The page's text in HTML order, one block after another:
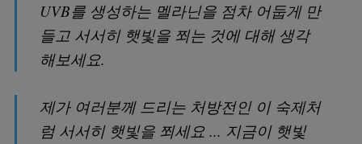
UVB를 생성하는 멜라닌을 점차 어둡게 만
들고 서서히 햇빛을 쬐는 것에 대해 생각
해보세요.
제가 여러분께 드리는 처방전인 이 숙제처
럼 서서히 햇빛을 쬐세요 ... 지금이 햇빛